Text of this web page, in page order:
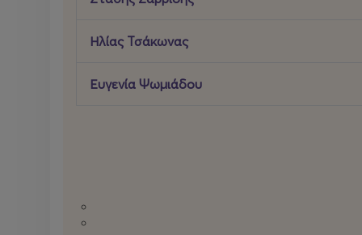
Ηλίας Τσάκωνας
Ευγενία Ψωμιάδου